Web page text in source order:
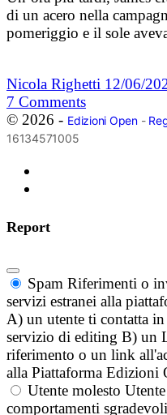
di un acero nella
pomeriggio e il sole
Nicola Righetti 12/06/
7 Comments
© 2026 - Edizioni Open-
16134571005
Report
Spam Riferimenti o
servizi estranei alla
A) un utente ti contatta
servizio di editing B) un
riferimento o un link
alla Piattaforma Edizioni
Utente molesto
comportamenti